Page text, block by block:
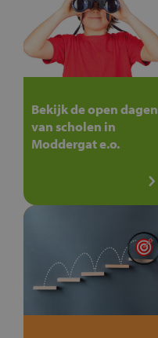
Bekijk de open dagen
van scholen in
Moddergat e.o.